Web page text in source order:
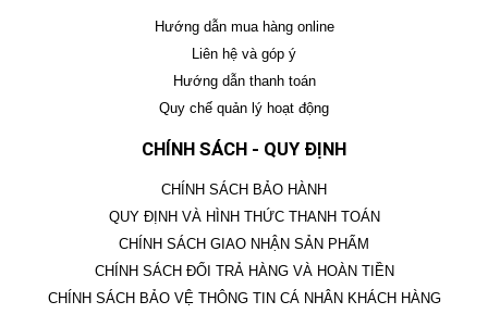
Hướng dẫn mua hàng online
Liên hệ và góp ý
Hướng dẫn thanh toán
Quy chế quản lý hoạt động
CHÍNH SÁCH - QUY ĐỊNH
CHÍNH SÁCH BẢO HÀNH
QUY ĐỊNH VÀ HÌNH THỨC THANH TOÁN
CHÍNH SÁCH GIAO NHẬN SẢN PHẨM
CHÍNH SÁCH ĐỔI TRẢ HÀNG VÀ HOÀN TIỀN
CHÍNH SÁCH BẢO VỆ THÔNG TIN CÁ NHÂN KHÁCH HÀNG